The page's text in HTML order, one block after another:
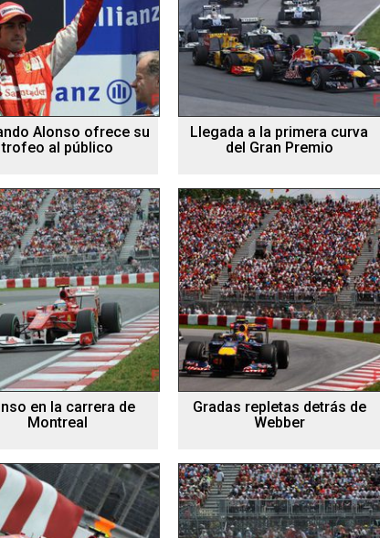
Alonso ofrece su
trofeo al público
Llegada a la primera curva
del Gran Premio
en la carrera de
Montreal
Gradas repletas detrás de
Webber